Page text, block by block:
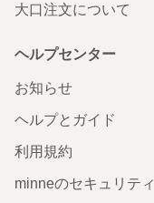
大口注文について
ヘルプセンター
お知らせ
ヘルプとガイド
利用規約
minneのセキュリティ